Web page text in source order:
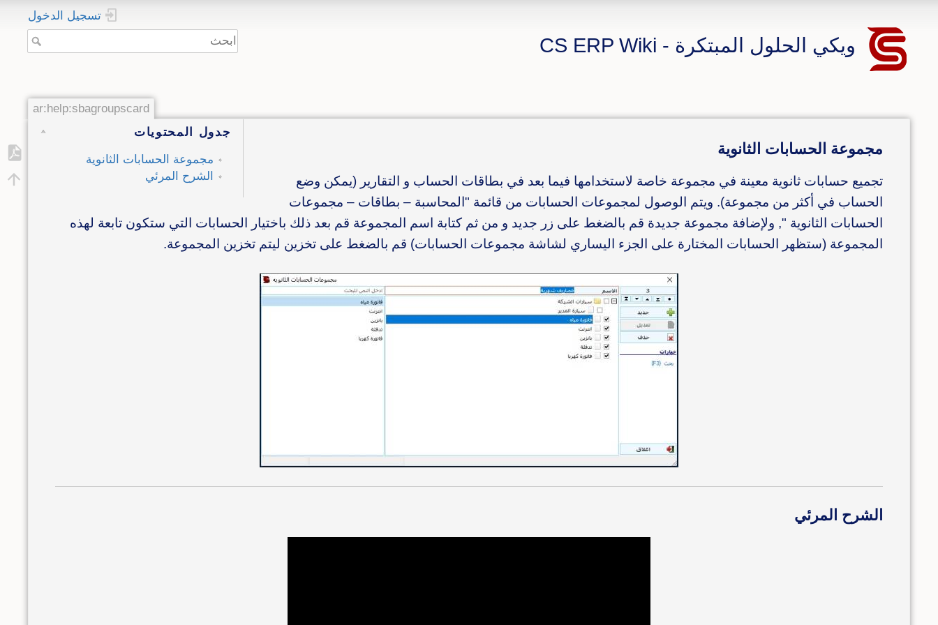
ويكي الحلول المبتكرة - CS ERP Wiki
تسجيل الدخول
ar:help:sbagroupscard
جدول المحتويات
مجموعة الحسابات الثانوية
الشرح المرئي
مجموعة الحسابات الثانوية
تجميع حسابات ثانوية معينة في مجموعة خاصة لاستخدامها فيما بعد في بطاقات الحساب و التقارير (يمكن وضع
الحساب في أكثر من مجموعة). ويتم الوصول لمجموعات الحسابات من قائمة "المحاسبة – بطاقات – مجموعات
الحسابات الثانوية ", ولإضافة مجموعة جديدة قم بالضغط على زر جديد و من ثم كتابة اسم المجموعة قم بعد ذلك باختيار الحسابات التي ستكون تابعة لهذه
المجموعة (ستظهر الحسابات المختارة على الجزء اليساري لشاشة مجموعات الحسابات) قم بالضغط على تخزين ليتم تخزين المجموعة.
الشرح المرئي